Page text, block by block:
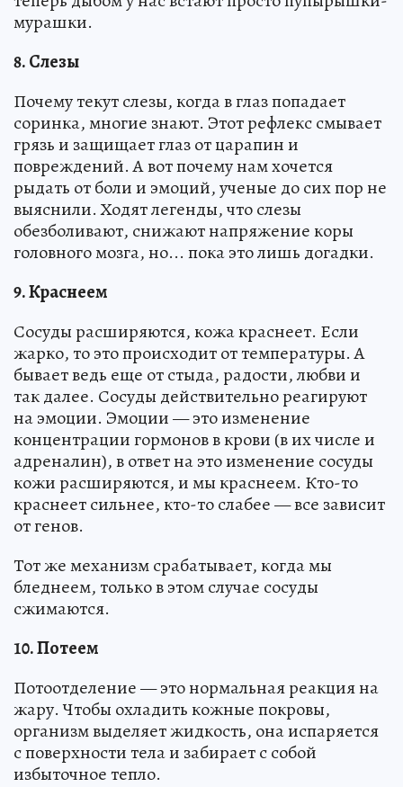
мурашки.
8. Слезы
Почему текут слезы, когда в глаз попадает
соринка, многие знают. Этот рефлекс смывает
грязь и защищает глаз от царапин и
повреждений. А вот почему нам хочется
рыдать от боли и эмоций, ученые до сих пор не
выяснили. Ходят легенды, что слезы
обезболивают, снижают напряжение коры
головного мозга, но... пока это лишь догадки.
9. Краснеем
Сосуды расширяются, кожа краснеет. Если
жарко, то это происходит от температуры. А
бывает ведь еще от стыда, радости, любви и
так далее. Сосуды действительно реагируют
на эмоции. Эмоции — это изменение
концентрации гормонов в крови (в их числе и
адреналин), в ответ на это изменение сосуды
кожи расширяются, и мы краснеем. Кто-то
краснеет сильнее, кто-то слабее — все зависит
от генов.
Тот же механизм срабатывает, когда мы
бледнеем, только в этом случае сосуды
сжимаются.
10. Потеем
Потоотделение — это нормальная реакция на
жару. Чтобы охладить кожные покровы,
организм выделяет жидкость, она испаряется
с поверхности тела и забирает с собой
избыточное тепло.